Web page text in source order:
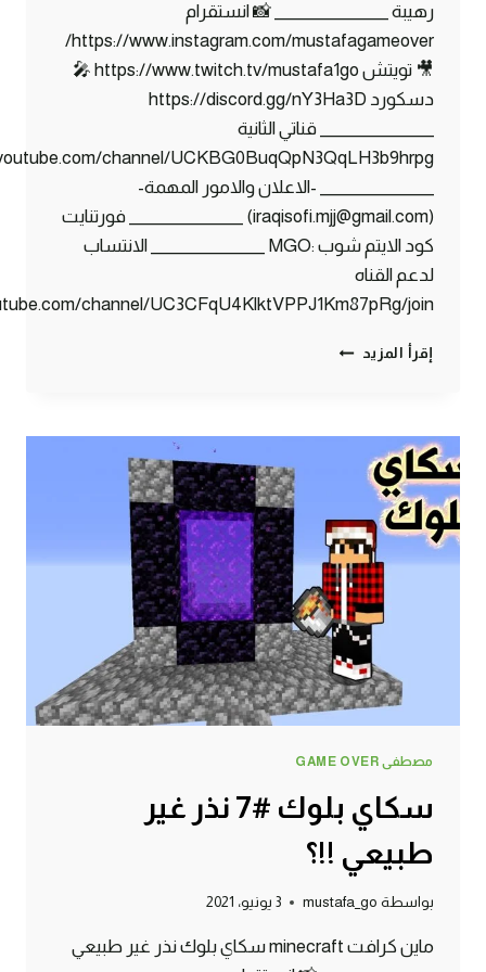
رهيبة _______________ 📸 انستقرام
https://www.instagram.com/mustafagameover/
🎥 تويتش https://www.twitch.tv/mustafa1go 🎤
دسكورد https://discord.gg/nY3Ha3D
_______________ قناتي الثانية
channel/UCKBG0BuqQpN3QqLH3b9hrpg
_______________ -الاعلان والامور المهمة-
(iraqisofi.mjj@gmail.com) _______________ فورتنايت
كود الايتم شوب :MGO _______________ الانتساب
لدعم القناه
channel/UC3CFqU4KlktVPPJ1Km87pRg/join
إقرأ المزيد سكاي
موارد
مصطفى GAME OVER
سكاي بلوك #7 نذر غير
طبيعي !!؟
بواسطة mustafa_go 3 يونيو، 2021
ماين كرافت minecraft سكاي بلوك نذر غير طبيعي